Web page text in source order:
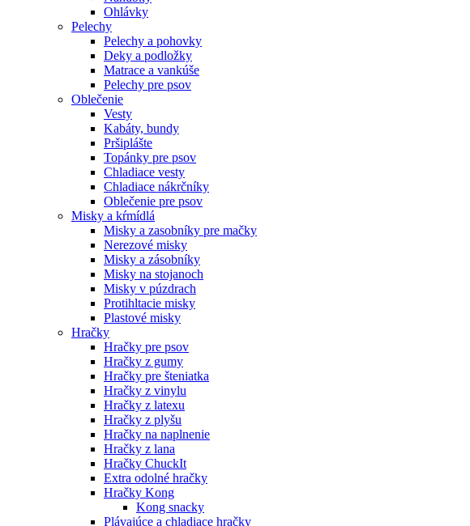
Ohlávky
Pelechy
Pelechy a pohovky
Deky a podložky
Matrace a vankúše
Pelechy pre psov
Oblečenie
Vesty
Kabáty, bundy
Pršiplášte
Topánky pre psov
Chladiace vesty
Chladiace nákrčníky
Oblečenie pre psov
Misky a kŕmídlá
Misky a zasobníky pre mačky
Nerezové misky
Misky a zásobníky
Misky na stojanoch
Misky v púzdrach
Protihltacie misky
Plastové misky
Hračky
Hračky pre psov
Hračky z gumy
Hračky pre šteniatka
Hračky z vinylu
Hračky z latexu
Hračky z plyšu
Hračky na naplnenie
Hračky z lana
Hračky ChuckIt
Extra odolné hračky
Hračky Kong
Kong snacky
Plávajúce a chladiace hračky